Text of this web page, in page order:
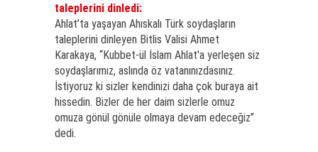
taleplerini dinledi:
Ahlat’ta yaşayan Ahıskalı Türk soydaşların
taleplerini dinleyen Bitlis Valisi Ahmet
Karakaya, “Kubbet-ül İslam Ahlat'a yerleşen siz
soydaşlarımız, aslında öz vatanınızdasınız.
İstiyoruz ki sizler kendinizi daha çok buraya ait
hissedin. Bizler de her daim sizlerle omuz
omuza gönül gönüle olmaya devam edeceğiz”
dedi.